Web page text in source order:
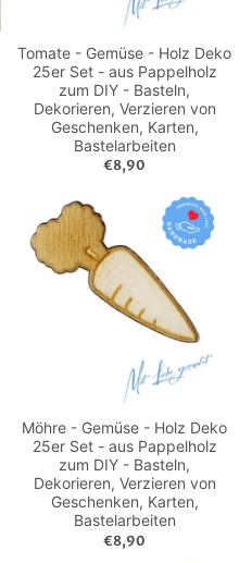
Tomate - Gemüse - Holz Deko
25er Set - aus Pappelholz
zum DIY - Basteln,
Dekorieren, Verzieren von
Geschenken, Karten,
Bastelarbeiten
€8,90
Möhre - Gemüse - Holz Deko
25er Set - aus Pappelholz
zum DIY - Basteln,
Dekorieren, Verzieren von
Geschenken, Karten,
Bastelarbeiten
€8,90